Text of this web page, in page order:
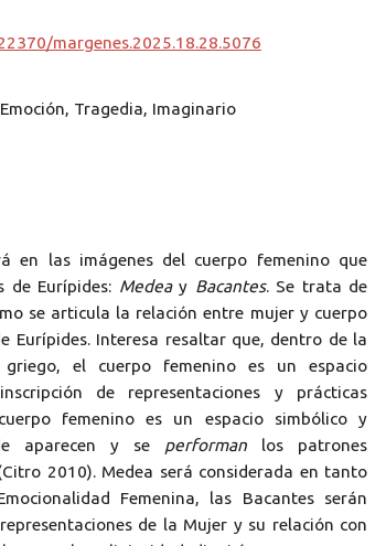
margenes.2025.18.28.5076
Tragedia, Imaginario
en las imágenes del cuerpo femenino que
de Eurípides: Medeay Bacantes. Se trata de
se articula la relación entre mujer y cuerpo
Eurípides. Interesa resaltar que, dentro de la
el cuerpo femenino es un espacio
de representaciones y prácticas
femenino es un espacio simbólico y
aparecen y se performan los patrones
2010). Medea será considerada en tanto
Femenina, las Bacantes serán
de la Mujer y su relación con